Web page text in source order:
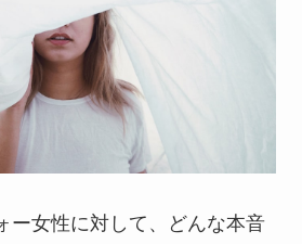
ー女性に対して、どんな本音